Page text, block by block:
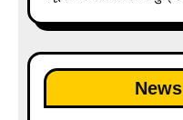
holiday calendar |
List 2025